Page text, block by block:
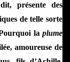
présente des
de telle sorte
la plume
amoureuse de